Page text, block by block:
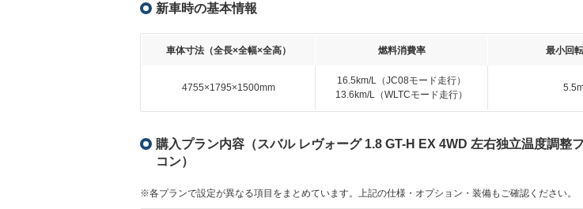
新車時の基本情報
車体寸法（全長×全幅×全高） 燃料消費率 最小回
4755×1795×1500mm
16.5km/L（JC08モード走行）
13.6km/L（WLTCモード走行）
購入プラン内容（スバル レヴォーグ 1.8 GT-H EX 4WD 左右独立温度調整
コン）
※各プランで設定が異なる項目をまとめています。上記の仕様・オプション・装備もご確認ください。